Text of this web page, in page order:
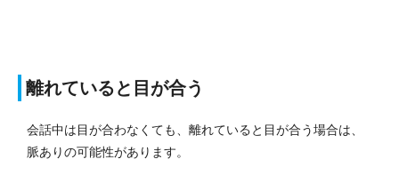
離れていると目が合う
会話中は目が合わなくても、離れていると目が合う場合は、
脈ありの可能性があります。